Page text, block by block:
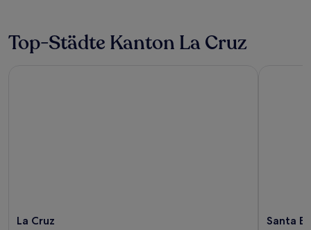
Top-Städte Kanton La Cruz
La Cruz Santa